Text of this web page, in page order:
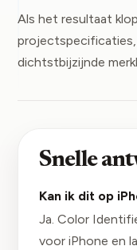
Als het resultaat
dichtstbijzijnde
Snelle
Kan ik dit op
Ja. Color
voor iPhone en